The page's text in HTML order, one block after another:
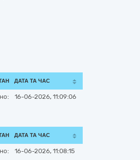
ДАТА ТА ЧАС
16-06-2026, 11:09:06
ДАТА ТА ЧАС
16-06-2026, 11:08:15